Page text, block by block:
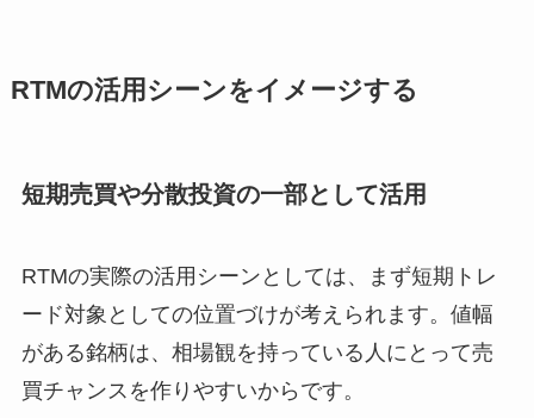
RTMの活用シーンをイメージする
短期売買や分散投資の一部として活用
RTMの実際の活用シーンとしては、まず短期トレ
ード対象としての位置づけが考えられます。値幅
がある銘柄は、相場観を持っている人にとって売
買チャンスを作りやすいからです。